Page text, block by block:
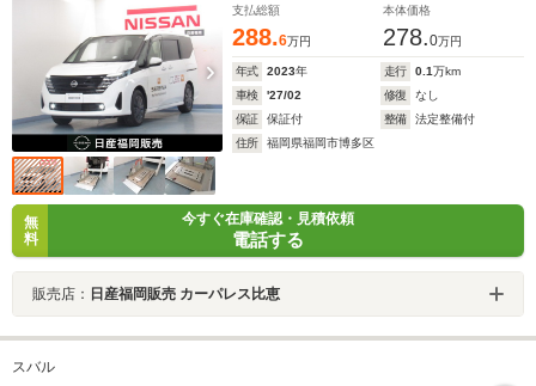
支払総額
288.6万円
本体価格
278.0万円
年式 2023年 走行 0.1万km
車検
'27/02 修復
なし
保証
保証付 整備
法定整備付
住所
福岡県福岡市博多区
無
料
今すぐ在庫確認・見積依頼
電話する
販売店： 日産福岡販売 カーパレス比恵
スバル